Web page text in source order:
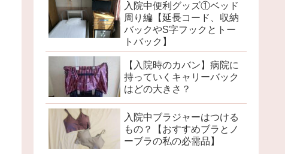
入院中便利グッズ①ベッド
周り編【延長コード、収納
バックやS字フックとトー
トバック】
【入院時のカバン】病院に
持っていくキャリーバック
はどの大きさ？
入院中ブラジャーはつける
もの？【おすすめブラとノ
ーブラの私の必需品】